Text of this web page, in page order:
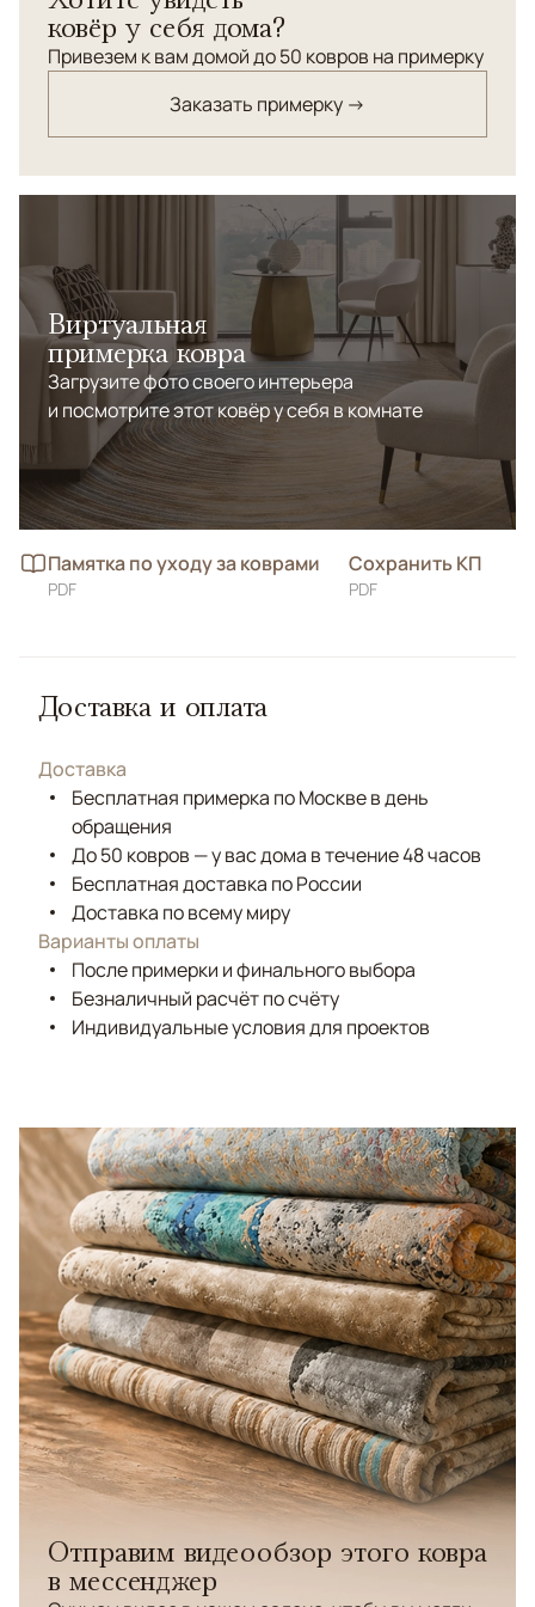
ковёр у себя дома?
Привезем к вам домой до 50 ковров на примерку
Заказать примерку →
Виртуальная
примерка ковра
Загрузите фото своего интерьера
и посмотрите этот ковёр у себя в комнате
Памятка по уходу за коврами
PDF
Сохранить КП
PDF
Доставка и оплата
Доставка
Бесплатная примерка по Москве в день
обращения
До 50 ковров — у вас дома в течение 48 часов
Бесплатная доставка по России
Доставка по всему миру
Варианты оплаты
После примерки и финального выбора
Безналичный расчёт по счёту
Индивидуальные условия для проектов
Отправим видеообзор этого ковра
в мессенджер